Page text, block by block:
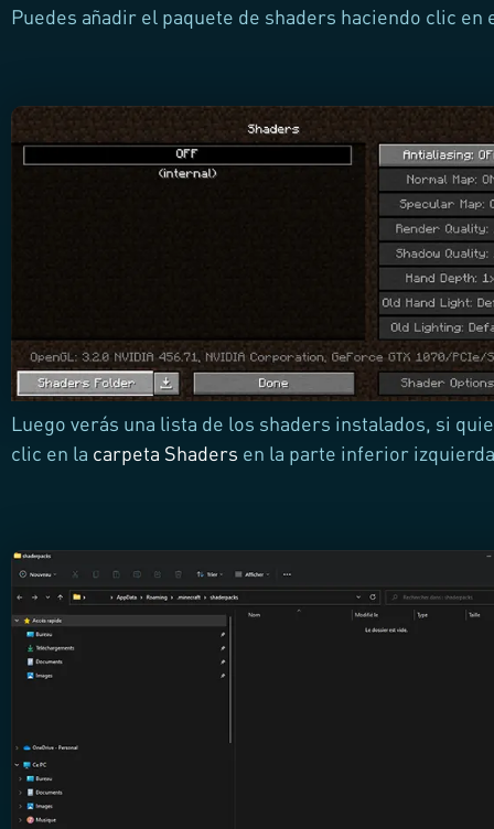
Puedes añadir el paquete de shaders haciendo clic en
Luego verás una lista de los shaders instalados, si
clic en la carpeta Shaders en la parte inferior izquierda